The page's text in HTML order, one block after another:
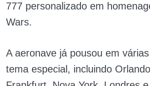
777 personalizado em
Wars.
A aeronave já pousou em
tema especial, incluindo